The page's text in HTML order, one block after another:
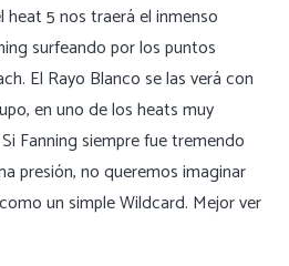
heat 5 nos traerá el inmenso
surfeando por los puntos
El Rayo Blanco se las verá con
en uno de los heats muy
Fanning siempre fue tremendo
presión, no queremos imaginar
un simple Wildcard. Mejor ver